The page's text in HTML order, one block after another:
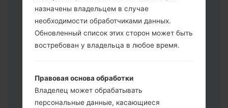
CP: "Modem & Radio"
CSC _ ***: "Country & Region & Operator"
HOME_CSC _ ***: "Country & Region &
Operator"
Добавьте все файлы в программу Odin
Если вы хотите прошить телефон и
сбросить к заводским настройкам
выберите CSC _ ***, в другом случае
назначены владельцем в случае
необходимости обработчиками данных.
Обновленный список этих сторон может быть
востребован у владельца в любое время.
Правовая основа обработки
Владелец может обрабатывать
персональные данные, касающиеся